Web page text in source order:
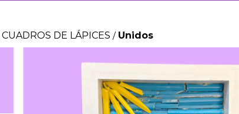
CUADROS DE LÁPICES / Unidos